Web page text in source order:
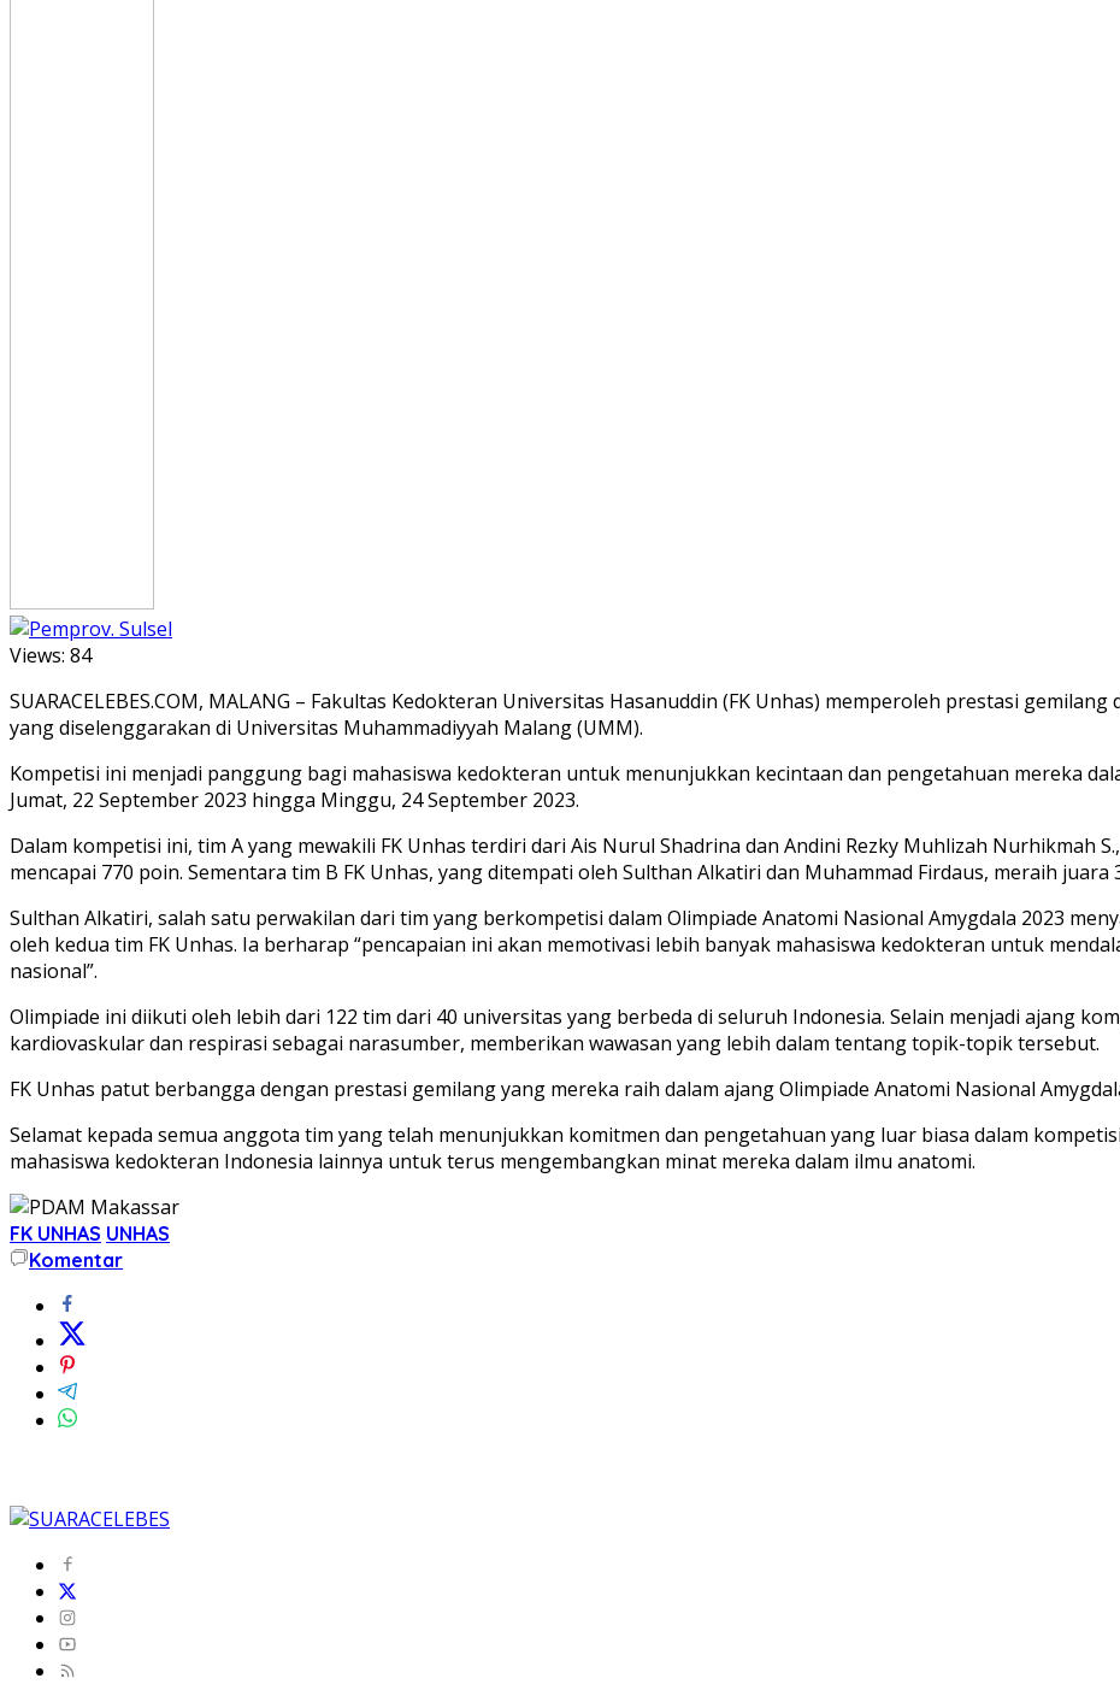
Views: 84
SUARACELEBES.COM, MALANG – Fakultas Kedokteran Universitas Hasanuddin (FK Unhas) memperoleh prestasi
yang diselenggarakan di Universitas Muhammadiyyah Malang (UMM).
Kompetisi ini menjadi panggung bagi mahasiswa kedokteran untuk menunjukkan kecintaan dan pengetahuan mereka
Jumat, 22 September 2023 hingga Minggu, 24 September 2023.
Dalam kompetisi ini, tim A yang mewakili FK Unhas terdiri dari Ais Nurul Shadrina dan Andini Rezky Muhlizah Nurhikmah
mencapai 770 poin. Sementara tim B FK Unhas, yang ditempati oleh Sulthan Alkatiri dan Muhammad Firdaus, meraih
Sulthan Alkatiri, salah satu perwakilan dari tim yang berkompetisi dalam Olimpiade Anatomi Nasional Amygdala 2023
oleh kedua tim FK Unhas. Ia berharap “pencapaian ini akan memotivasi lebih banyak mahasiswa kedokteran untuk
nasional”.
Olimpiade ini diikuti oleh lebih dari 122 tim dari 40 universitas yang berbeda di seluruh Indonesia. Selain menjadi ajang
kardiovaskular dan respirasi sebagai narasumber, memberikan wawasan yang lebih dalam tentang topik-topik tersebut.
FK Unhas patut berbangga dengan prestasi gemilang yang mereka raih dalam ajang Olimpiade Anatomi Nasional
Selamat kepada semua anggota tim yang telah menunjukkan komitmen dan pengetahuan yang luar biasa dalam
mahasiswa kedokteran Indonesia lainnya untuk terus mengembangkan minat mereka dalam ilmu anatomi.
FK UNHAS UNHAS
Komentar